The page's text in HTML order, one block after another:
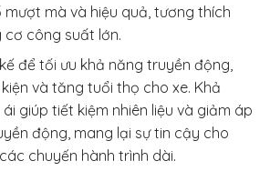
mượt mà và hiệu quả, tương thích
công suất lớn.
để tối ưu khả năng truyền động,
và tăng tuổi thọ cho xe. Khả
giúp tiết kiệm nhiên liệu và giảm áp
động, mang lại sự tin cậy cho
chuyến hành trình dài.